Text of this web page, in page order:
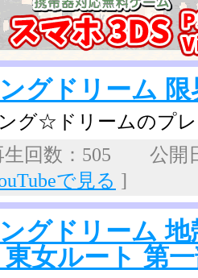
グドリーム
グ☆ドリームのプ
生回数：505 公開
で見る ]
グドリーム
東女ルート 第